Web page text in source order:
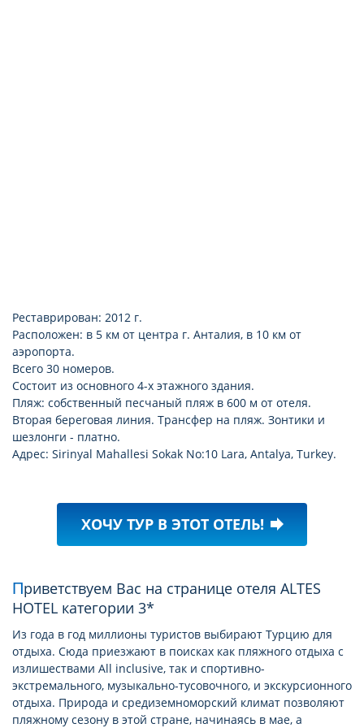
Реставрирован: 2012 г.
Расположен: в 5 км от центра г. Анталия, в 10 км от
аэропорта.
Всего 30 номеров.
Состоит из основного 4-х этажного здания.
Пляж: собственный песчаный пляж в 600 м от отеля.
Вторая береговая линия. Трансфер на пляж. Зонтики и
шезлонги - платно.
Адрес: Sirinyal Mahallesi Sokak No:10 Lara, Antalya, Turkey.
ХОЧУ ТУР В ЭТОТ ОТЕЛЬ! forward
Приветствуем Вас на странице отеля ALTES
HOTEL категории 3*
Из года в год миллионы туристов выбирают Турцию для
отдыха. Сюда приезжают в поисках как пляжного отдыха с
излишествами All inclusive, так и спортивно-
экстремального, музыкально-тусовочного, и экскурсионного
отдыха. Природа и средиземноморский климат позволяют
пляжному сезону в этой стране, начинаясь в мае, а